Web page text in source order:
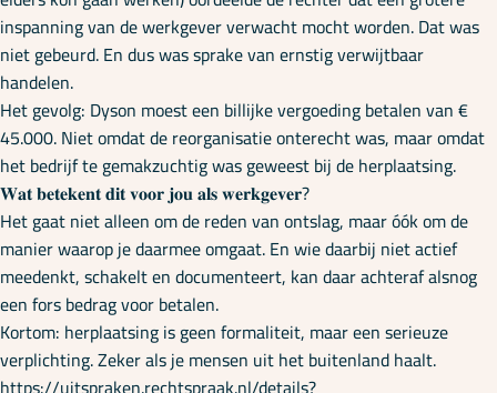
inspanning van de werkgever verwacht mocht worden. Dat was
niet gebeurd. En dus was sprake van ernstig verwijtbaar
handelen.
Het gevolg: Dyson moest een billijke vergoeding betalen van €
45.000. Niet omdat de reorganisatie onterecht was, maar omdat
het bedrijf te gemakzuchtig was geweest bij de herplaatsing.
𝐖𝐚𝐭 𝐛𝐞𝐭𝐞𝐤𝐞𝐧𝐭 𝐝𝐢𝐭 𝐯𝐨𝐨𝐫 𝐣𝐨𝐮 𝐚𝐥𝐬 𝐰𝐞𝐫𝐤𝐠𝐞𝐯𝐞𝐫?
Het gaat niet alleen om de reden van ontslag, maar óók om de
manier waarop je daarmee omgaat. En wie daarbij niet actief
meedenkt, schakelt en documenteert, kan daar achteraf alsnog
een fors bedrag voor betalen.
Kortom: herplaatsing is geen formaliteit, maar een serieuze
verplichting. Zeker als je mensen uit het buitenland haalt.